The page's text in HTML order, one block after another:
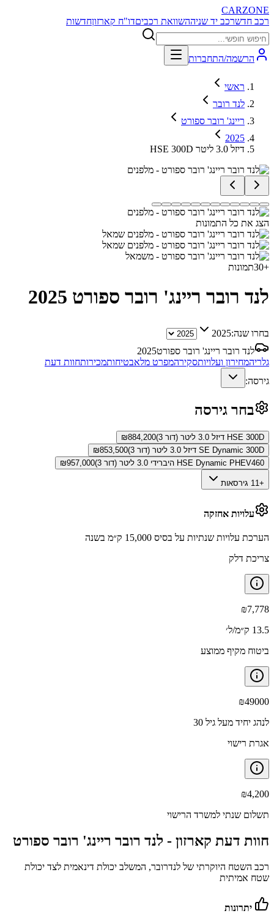
CARZONE
רכב חדשרכב יד שניההשוואת רכביםדו"ח קארזוןחדשות
הרשמה/התחברות
ראשי
לנד רובר
ריינג' רובר ספורט
2025
HSE 300D דיזל 3.0 ליטר
הצג את כל התמונות
+
30תמונות
לנד רובר ריינג' רובר ספורט 2025
בחרו שנה:2025
לנד רובר ריינג' רובר ספורט2025
גלריהמחירון ועלויותסקירהמפרט מלאבטיחותמכירותחוות דעת
גירסה:
בחר גירסה
HSE 300D דיזל 3.0 ליטר (דור 3) ₪884,200
SE Dynamic 300D דיזל 3.0 ליטר (דור 3)
₪853,500
HSE Dynamic PHEV460 היברידי 3.0 ליטר (דור 3)
₪957,000
+11 גירסאות
עלויות אחזקה
הערכת עלויות שנתיות על בסיס 15,000 ק״מ בשנה
צריכת דלק
₪7,778
13.5 ק״מ/ל׳
ביטוח מקיף ממוצע
₪49000
לנהג יחיד מעל גיל 30
אגרת רישוי
₪4,200
תשלום שנתי למשרד הרישוי
חוות דעת קארזון - לנד רובר ריינג' רובר ספורט
רכב השטח היוקרתי של לנדרובר, המשלב יכולת דינאמית לצד יכולת
שטח אמיתית
יתרונות